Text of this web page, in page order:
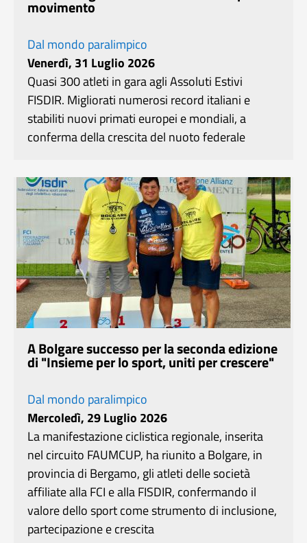
movimento
Dal mondo paralimpico
Venerdì, 31 Luglio 2026
Quasi 300 atleti in gara agli Assoluti Estivi
FISDIR. Migliorati numerosi record italiani e
stabiliti nuovi primati europei e mondiali, a
conferma della crescita del nuoto federale
A Bolgare successo per la seconda edizione
di "Insieme per lo sport, uniti per crescere"
Dal mondo paralimpico
Mercoledì, 29 Luglio 2026
La manifestazione ciclistica regionale, inserita
nel circuito FAUMCUP, ha riunito a Bolgare, in
provincia di Bergamo, gli atleti delle società
affiliate alla FCI e alla FISDIR, confermando il
valore dello sport come strumento di inclusione,
partecipazione e crescita